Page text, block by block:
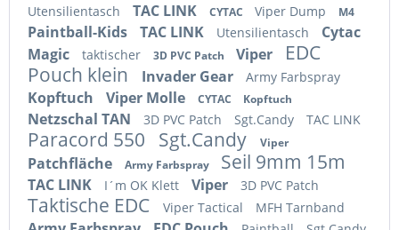
Utensilientasch TAC LINK CYTAC Viper Dump M4
Paintball-Kids TAC LINK Utensilientasch
Cytac
Magic
taktischer 3D PVC Patch Viper
EDC
Pouch klein
Invader Gear Army Farbspray
Kopftuch Viper Molle CYTAC Kopftuch
Netzschal TAN 3D PVC Patch Sgt.Candy TAC LINK
Paracord 550 Sgt.Candy Viper
Patchfläche Army Farbspray Seil 9mm 15m
TAC LINK I´m OK Klett Viper 3D PVC Patch
Taktische EDC Viper Tactical MFH Tarnband